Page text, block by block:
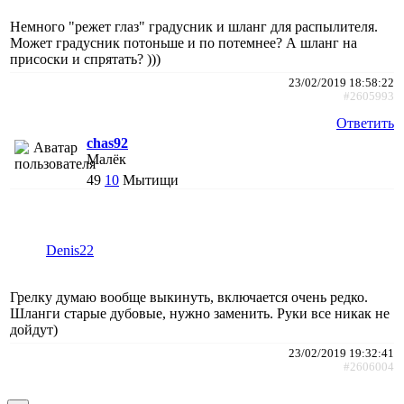
Немного "режет глаз" градусник и шланг для распылителя.
Может градусник потоньше и по потемнее? А шланг на
присоски и спрятать? )))
23/02/2019 18:58:22
#2605993
Ответить
chas92
Малёк
49 10 Мытищи
Denis22
Грелку думаю вообще выкинуть, включается очень редко.
Шланги старые дубовые, нужно заменить. Руки все никак не
дойдут)
23/02/2019 19:32:41
#2606004